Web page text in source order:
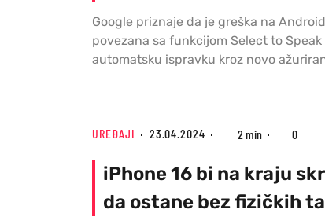
Google priznaje da je greška na
povezana sa funkcijom Select to
automatsku ispravku kroz novo
UREĐAJI 23.04.2024 2 min 0
iPhone 16 bi na kraju
da ostane bez fizičkih